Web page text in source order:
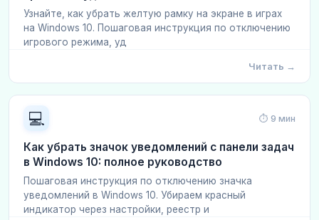
Узнайте, как убрать желтую рамку на экране в играх
на Windows 10. Пошаговая инструкция по отключению
игрового режима, уд
Читать →
💻 ⏱ 9 мин
Как убрать значок уведомлений с панели задач
в Windows 10: полное руководство
Пошаговая инструкция по отключению значка
уведомлений в Windows 10. Убираем красный
индикатор через настройки, реестр и